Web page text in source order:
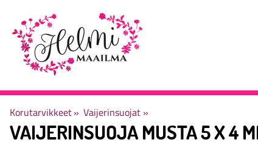
Korutarvikkeet‪» Vaijerinsuojat ‪»
VAIJERINSUOJA MUSTA 5 X 4